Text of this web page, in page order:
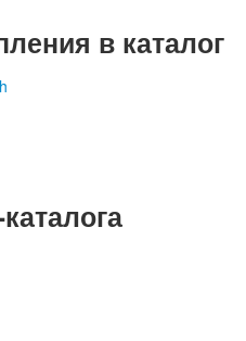
в каталог